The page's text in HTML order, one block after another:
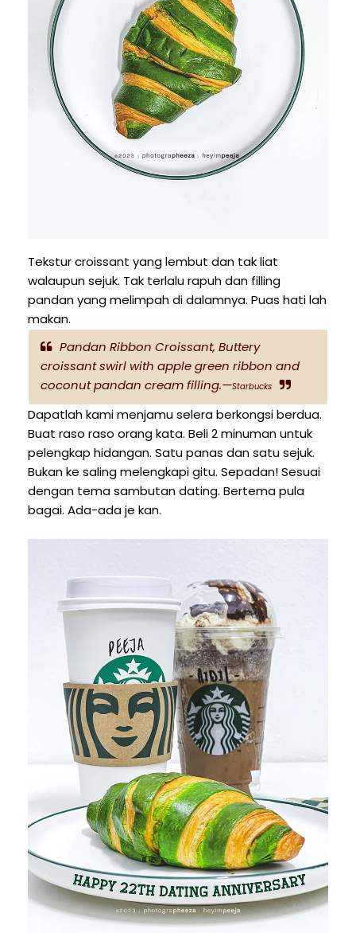
Tekstur croissant yang lembut dan tak liat
walaupun sejuk. Tak terlalu rapuh dan filling
pandan yang melimpah di dalamnya. Puas hati lah
makan.
Pandan Ribbon Croissant, Buttery
croissant swirl with apple green ribbon and
coconut pandan cream filling.—Starbucks
Dapatlah kami menjamu selera berkongsi berdua.
Buat raso raso orang kata. Beli 2 minuman untuk
pelengkap hidangan. Satu panas dan satu sejuk.
Bukan ke saling melengkapi gitu. Sepadan! Sesuai
dengan tema sambutan dating. Bertema pula
bagai. Ada-ada je kan.